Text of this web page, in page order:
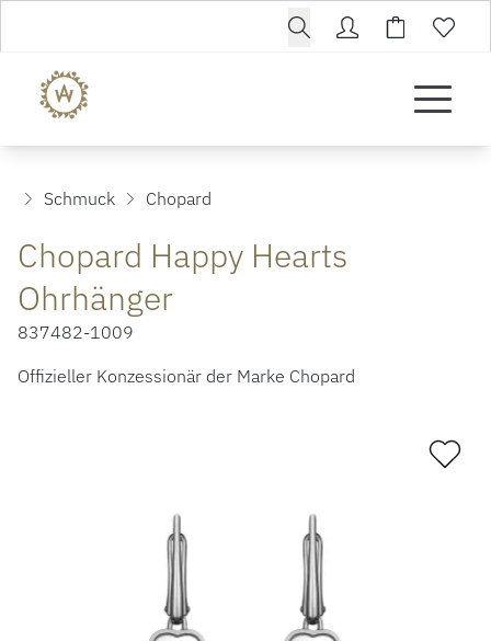
Schmuck Chopard
Chopard Happy Hearts
Ohrhänger
837482-1009
Offizieller Konzessionär der Marke Chopard